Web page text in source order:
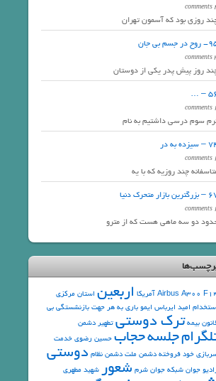
4
روزی بود که آسمون تهران
جسم بی جان
3
روز پیش پدر یکی از دوستان
56
2
سوم درسی داشتیم به نام
به در
2
چند روزیه که با یه
بازار متحرک دنیا
2
دو سه ماهی هست که از مترو
Airbus A300آمریکا اربعین استان مرکزی
امید ایرباس ایموباری به هر جهتبازنشستگیبی
بیمهترک دوستیتطهیر دشمن
جلسهحجابحسین رضویخدمت
خود فروختهدشمن ملتدشمن نظام دوستی
جوانشبکه جوانشرم شعورشهید مطهری